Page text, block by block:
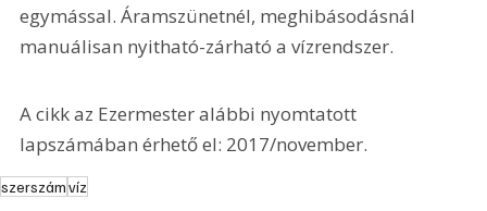
egymással. Áramszünetnél, meghibásodásnál
manuálisan nyitható-zárható a vízrendszer.
A cikk az Ezermester alábbi nyomtatott
lapszámában érhető el: 2017/november.
szerszámvíz